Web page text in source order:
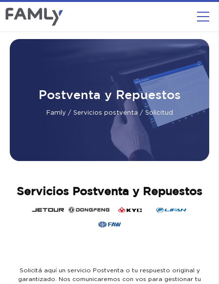
Postventa y Repuestos
Famly / Servicios postventa / Solicitud
Servicios Postventa y Repuestos
Solicitá aquí un servicio Postventa o tu respuesto original y
garantizado. Nos comunicaremos con vos para gestionar tu